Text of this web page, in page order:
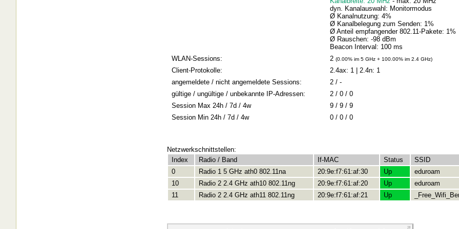
dyn. Kanalauswahl: Monitormodus
Ø Kanalnutzung: 4%
Ø Kanalbelegung zum Senden: 1%
Ø Anteil empfangender 802.11-Pakete: 1%
Ø Rauschen: -98 dBm
Beacon Interval: 100 ms
WLAN-Sessions:
2 (0.00% im 5 GHz + 100.00% im 2.4 GHz)
Client-Protokolle:
2.4ax: 1 | 2.4n: 1
angemeldete / nicht angemeldete Sessions:
2 / -
gültige / ungültige / unbekannte IP-Adressen:
2 / 0 / 0
Session Max 24h / 7d / 4w
9 / 9 / 9
Session Min 24h / 7d / 4w
0 / 0 / 0
Netzwerkschnittstellen:
Index
Radio / Band If-MAC Status SSID
0
Radio 1 5 GHz ath0 802.11na 20:9e:f7:61:af:30 Up
eduroam
10
Radio 2 2.4 GHz ath10 802.11ng 20:9e:f7:61:af:20 Up eduroam
11
Radio 2 2.4 GHz ath11 802.11ng 20:9e:f7:61:af:21 Up